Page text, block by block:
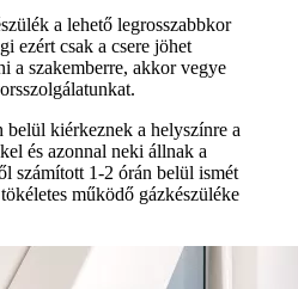
a lehető legrosszabbkor
ezért csak a csere jöhet
a szakemberre, akkor vegye
belül kiérkeznek a helyszínre a
és azonnal neki állnak a
számított 1-2 órán belül ismét
működő gázkészüléke